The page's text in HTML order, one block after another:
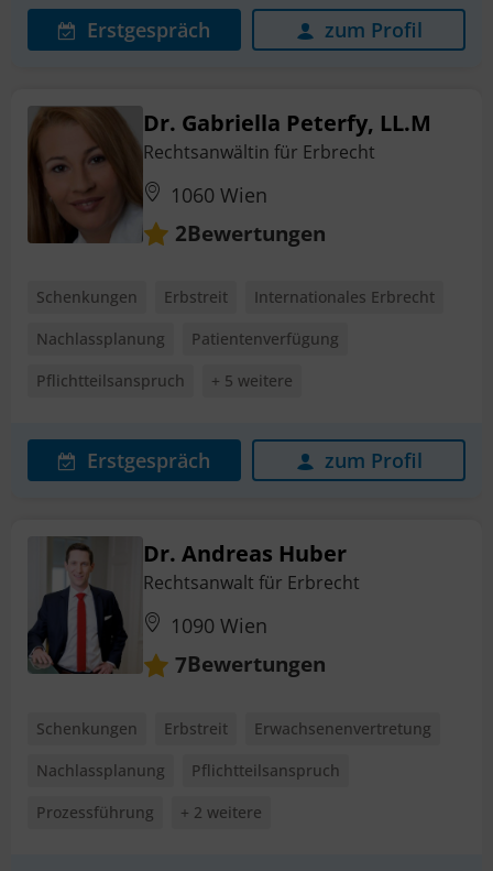
Erstgespräch zum Profil
Dr. Gabriella Peterfy, LL.M
Rechtsanwältin für Erbrecht
1060 Wien
2Bewertungen
Schenkungen Erbstreit
Internationales Erbrecht
Nachlassplanung
Patientenverfügung
Pflichtteilsanspruch
+ 5 weitere
Erstgespräch zum Profil
Dr. Andreas Huber
Rechtsanwalt für Erbrecht
1090 Wien
7Bewertungen
Schenkungen Erbstreit
Erwachsenenvertretung
Nachlassplanung
Pflichtteilsanspruch
Prozessführung
+ 2 weitere